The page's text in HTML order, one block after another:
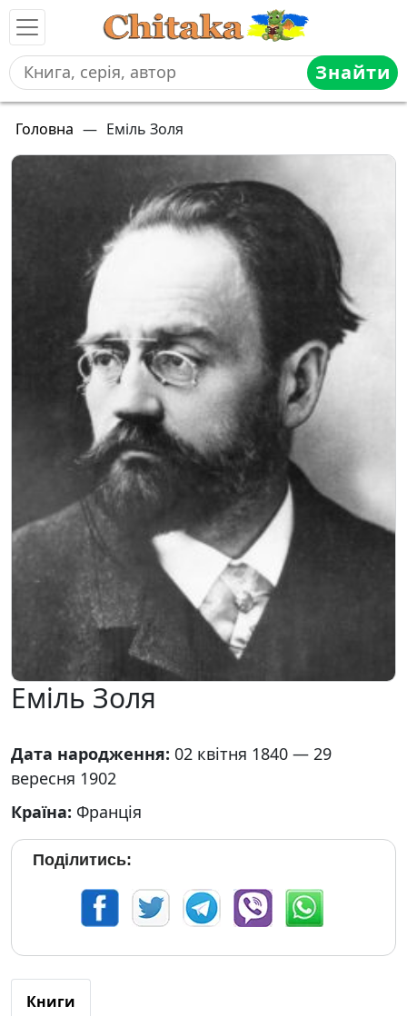
Знайти
Головна — Еміль Золя
Еміль Золя
Дата народження: 02 квітня 1840 — 29
вересня 1902
Країна: Франція
Поділитись:
Книги